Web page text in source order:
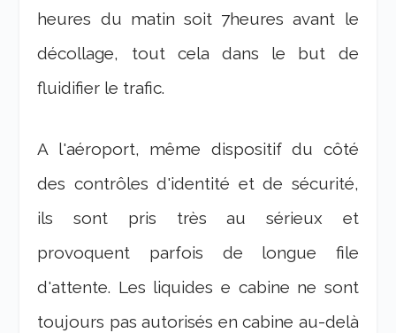
heures du matin soit 7heures avant le
décollage, tout cela dans le but de
fluidifier le trafic.
A l'aéroport, même dispositif du côté
des contrôles d'identité et de sécurité,
ils sont pris très au sérieux et
provoquent parfois de longue file
d'attente. Les liquides e cabine ne sont
toujours pas autorisés en cabine au-delà